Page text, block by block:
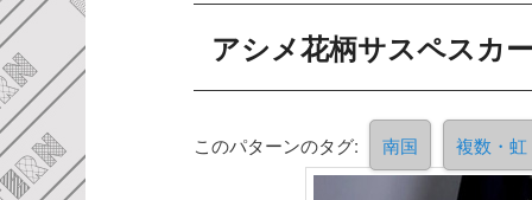
アシメ花柄サスペスカ
このパターンのタグ: 南国 複数・虹